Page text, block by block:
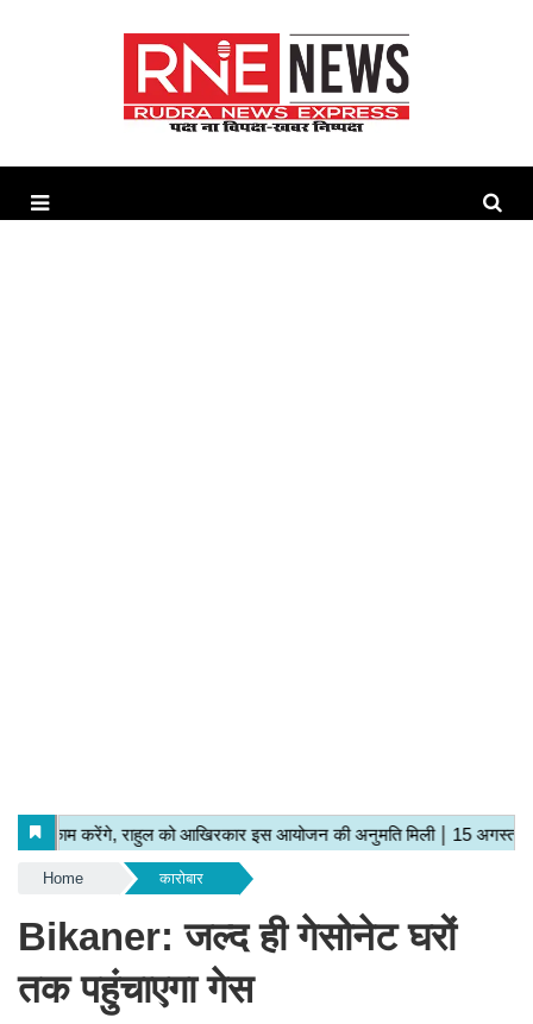
Home कारोबार
Bikaner: जल्द ही गेसोनेट घरों
तक पहुंचाएगा गेस